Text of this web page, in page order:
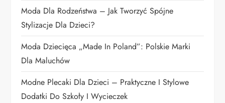
p
i
s
u
Moda Dla Rodzeństwa – Jak Tworzyć Spójne
Stylizacje Dla Dzieci?
Moda Dziecięca „Made In Poland”: Polskie Marki
Dla Maluchów
Modne Plecaki Dla Dzieci – Praktyczne I Stylowe
Dodatki Do Szkoły I Wycieczek